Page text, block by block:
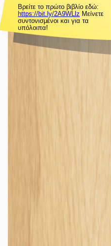
Βρείτε το πρώτο βιβλίο εδώ:
https://bit.ly/2A9WLlz Μείνετε
συντονισμένοι και για τα
υπόλοιπα!